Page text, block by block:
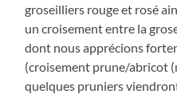
groseilliers rouge et rosé
un croisement entre la
dont nous apprécions
(croisement prune/abricot
quelques pruniers